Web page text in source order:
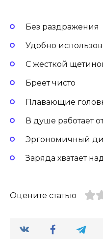
Без раздражения
Удобно
С жесткой
Бреет чисто
Плавающие
В душе работает
Эргономичный
Заряда хватает
Оцените статью